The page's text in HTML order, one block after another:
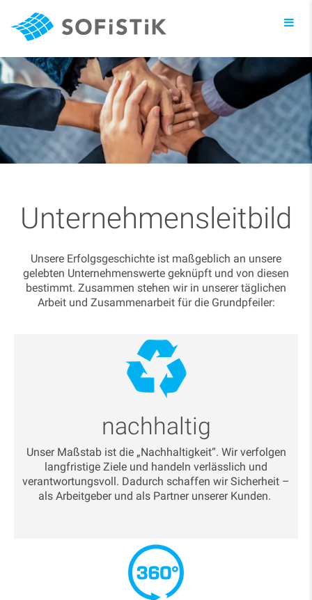
Unternehmensleitbild
Unsere Erfolgsgeschichte ist maßgeblich an unsere
gelebten Unternehmenswerte geknüpft und von diesen
bestimmt. Zusammen stehen wir in unserer täglichen
Arbeit und Zusammenarbeit für die Grundpfeiler:
nachhaltig
Unser Maßstab ist die „Nachhaltigkeit“. Wir verfolgen
langfristige Ziele und handeln verlässlich und
verantwortungsvoll. Dadurch schaffen wir Sicherheit –
als Arbeitgeber und als Partner unserer Kunden.